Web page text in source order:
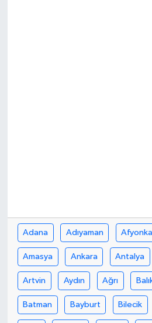
Adana Adıyaman
Amasya Ankara Antalya
Artvin Aydın Ağrı
Batman Bayburt Bilecik